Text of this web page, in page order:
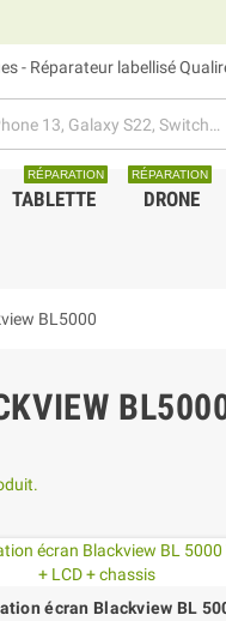
- Réparateur labellisé
TABLETTE
RÉPARATION
DRONE
RÉPARATION
BL5000
écran Blackview BL